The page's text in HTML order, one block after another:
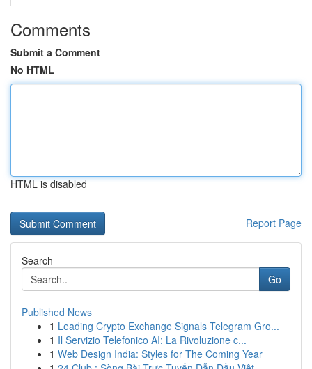
Comments
Submit a Comment
No HTML
HTML is disabled
Report Page
Search
Go
Published News
1 Leading Crypto Exchange Signals Telegram Gro...
1 Il Servizio Telefonico AI: La Rivoluzione c...
1 Web Design India: Styles for The Coming Year